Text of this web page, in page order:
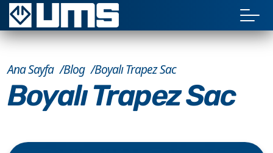
Ana Sayfa Blog Boyalı Trapez Sac
Boyalı Trapez Sac